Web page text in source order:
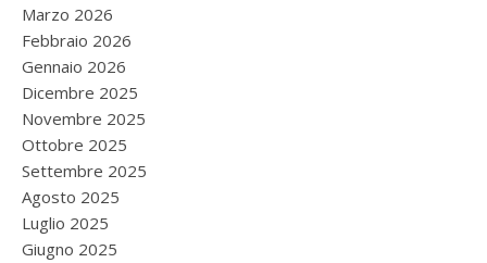
Marzo 2026
Febbraio 2026
Gennaio 2026
Dicembre 2025
Novembre 2025
Ottobre 2025
Settembre 2025
Agosto 2025
Luglio 2025
Giugno 2025